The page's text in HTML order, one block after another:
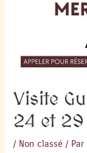
Visite
24 et
/ Non classé / Par